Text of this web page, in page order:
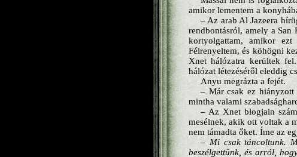
amikor lementem a
– Az arab Al Jazeera
rendbontásról, amely a
kortyolgattam, amikor
Félrenyeltem, és köhögni
Xnet hálózatra kerültek
hálózat létezéséről eleddig
Anyu megrázta a fejét.
– Már csak ez hiányzott
mintha valami
– Az Xnet blogjain
mesélnek, akik ott voltak a
nem támadta őket. Íme az
– Mi csak táncoltunk.
beszélgettünk, és arról,